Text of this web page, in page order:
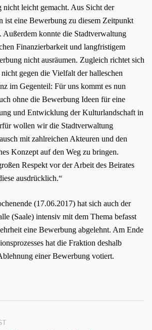
nicht leicht gemacht. Aus Sicht der
ist eine Bewerbung zu diesem Zeitpunkt
konnte die Stadtverwaltung
Finanzierbarkeit und langfristigem
nicht ausräumen. Zugleich richtet sich
gegen die Vielfalt der halleschen
im Gegenteil: Für uns kommt es nun
ohne die Bewerbung Ideen für eine
und Entwicklung der Kulturlandschaft in
wollen wir die Stadtverwaltung
mit zahlreichen Akteuren und den
Konzept auf den Weg zu bringen.
Respekt vor der Arbeit des Beirates
ausdrücklich.“
(17.06.2017) hat sich auch der
(Saale) intensiv mit dem Thema befasst
eine Bewerbung abgelehnt. Am Ende
hat die Fraktion deshalb
einer Bewerbung votiert.